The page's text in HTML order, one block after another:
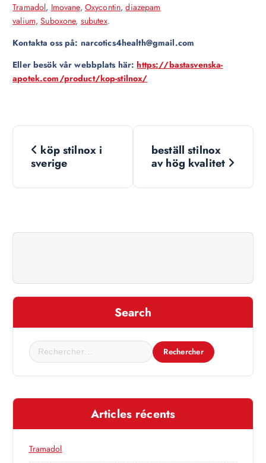
Tramadol, Imovane, Oxycontin,diazepam
valium, Suboxone, subutex.
Kontakta oss på: narcotics4health@gmail.com
Eller besök vår webbplats här:https://bastasvenska-
apotek.com/product/kop-stilnox/
N
v
i
a
o
n
d
köp stilnox i
sverige
beställ stilnox
av hög kvalitet
Search
R
e
c
e
c
e
Articles récents
Tramadol